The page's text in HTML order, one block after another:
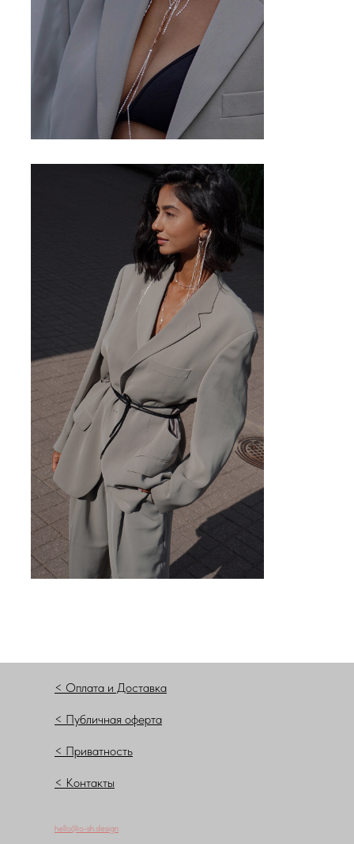
< Оплата и Доставка
< Публичная оферта
< Приватность
< Контакты
hello@o-sh.design